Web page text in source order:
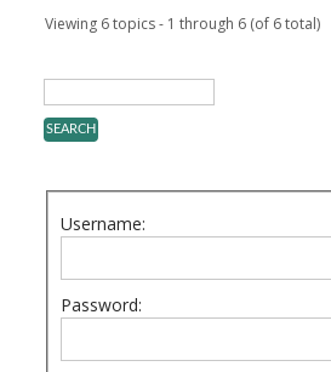
Viewing 6 topics - 1 through 6 (of 6 total)
Username:
Password: